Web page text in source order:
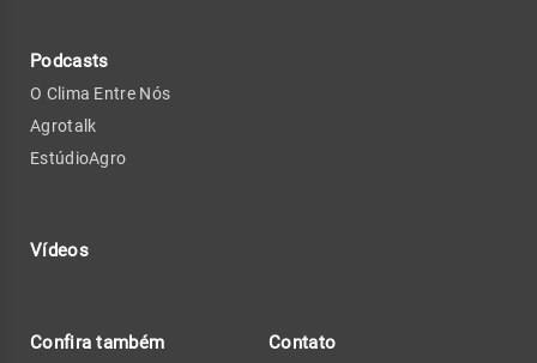
Podcasts
O Clima Entre Nós
Agrotalk
EstúdioAgro
Vídeos
Confira também Contato